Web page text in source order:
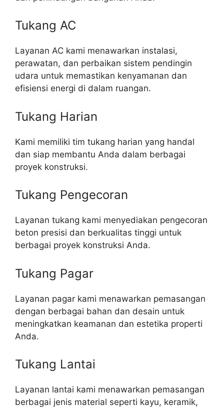
Tukang AC
Layanan AC kami menawarkan instalasi,
perawatan, dan perbaikan sistem pendingin
udara untuk memastikan kenyamanan dan
efisiensi energi di dalam ruangan.
Tukang Harian
Kami memiliki tim tukang harian yang handal
dan siap membantu Anda dalam berbagai
proyek konstruksi.
Tukang Pengecoran
Layanan tukang kami menyediakan pengecoran
beton presisi dan berkualitas tinggi untuk
berbagai proyek konstruksi Anda.
Tukang Pagar
Layanan pagar kami menawarkan pemasangan
dengan berbagai bahan dan desain untuk
meningkatkan keamanan dan estetika properti
Anda.
Tukang Lantai
Layanan lantai kami menawarkan pemasangan
berbagai jenis material seperti kayu, keramik,